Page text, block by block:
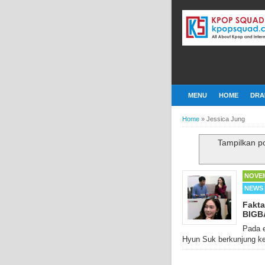
MENU HOME
Home » Jessica Jung
Tampilkan
NEWS
Pada
Hyun Suk berkunjung